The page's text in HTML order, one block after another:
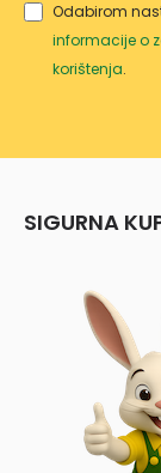
Odabirom
informacije o
korištenja.
SIGURNA